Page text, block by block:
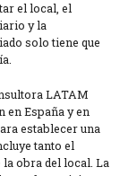
el local, el
y la
solo tiene que
LATAM
en España y en
establecer una
tanto el
la obra del local. La